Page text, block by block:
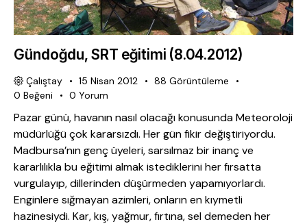
Gündoğdu, SRT eğitimi (8.04.2012)
Çalıştay 15 Nisan 2012 88 Görüntüleme
0 Beğeni 0 Yorum
Pazar günü, havanın nasıl olacağı konusunda Meteoroloji
müdürlüğü çok kararsızdı. Her gün fikir değiştiriyordu.
Madbursa’nın genç üyeleri, sarsılmaz bir inanç ve
kararlılıkla bu eğitimi almak istediklerini her fırsatta
vurgulayıp, dillerinden düşürmeden yapamıyorlardı.
Enginlere sığmayan azimleri, onların en kıymetli
hazinesiydi. Kar, kış, yağmur, fırtına, sel demeden her